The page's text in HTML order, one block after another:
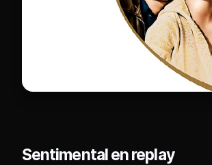
Sentimental en replay